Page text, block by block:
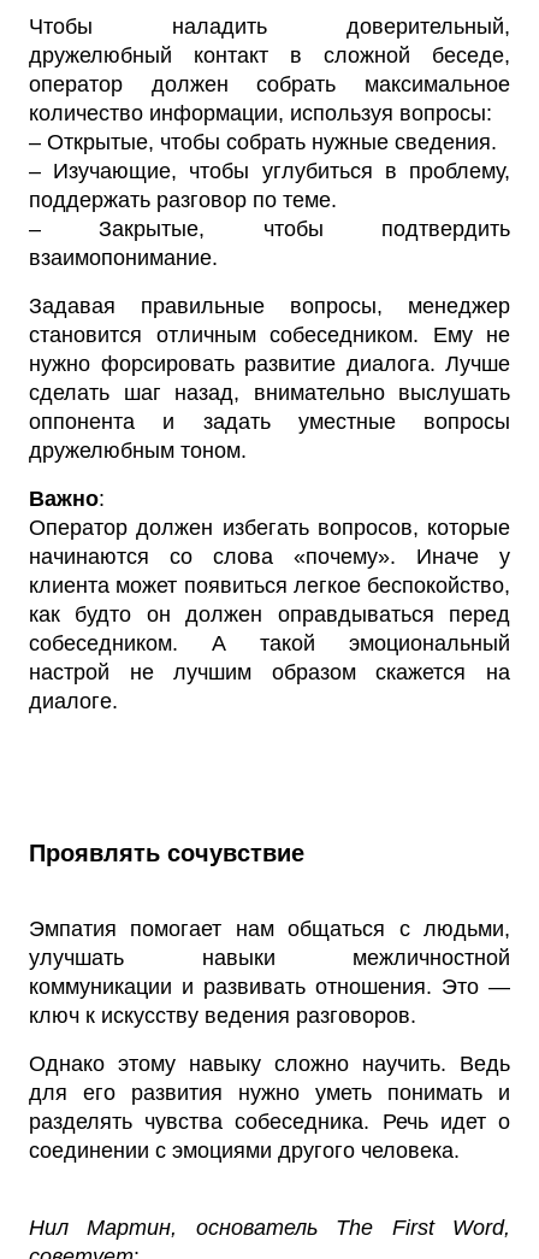
Чтобы наладить доверительный,
дружелюбный контакт в сложной беседе,
оператор должен собрать максимальное
количество информации, используя вопросы:
– Открытые, чтобы собрать нужные сведения.
– Изучающие, чтобы углубиться в проблему,
поддержать разговор по теме.
– Закрытые, чтобы подтвердить
взаимопонимание.
Задавая правильные вопросы, менеджер
становится отличным собеседником. Ему не
нужно форсировать развитие диалога. Лучше
сделать шаг назад, внимательно выслушать
оппонента и задать уместные вопросы
дружелюбным тоном.
Важно:
Оператор должен избегать вопросов, которые
начинаются со слова «почему». Иначе у
клиента может появиться легкое беспокойство,
как будто он должен оправдываться перед
собеседником. А такой эмоциональный
настрой не лучшим образом скажется на
диалоге.
Проявлять сочувствие
Эмпатия помогает нам общаться с людьми,
улучшать навыки межличностной
коммуникации и развивать отношения. Это —
ключ к искусству ведения разговоров.
Однако этому навыку сложно научить. Ведь
для его развития нужно уметь понимать и
разделять чувства собеседника. Речь идет о
соединении с эмоциями другого человека.
Нил Мартин, основатель The First Word,